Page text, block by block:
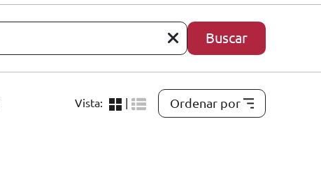
Buscar
Vista: Ordenar por